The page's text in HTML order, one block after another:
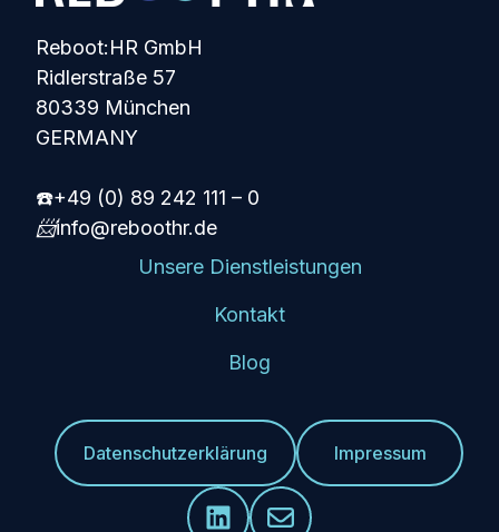
Reboot:HR GmbH
Ridlerstraße 57
80339 München
GERMANY
☎️+49 (0) 89 242 111 – 0
📨info@reboothr.de
Unsere Dienstleistungen
Kontakt
Blog
Datenschutzerklärung Impressum